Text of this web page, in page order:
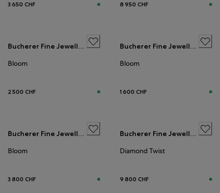
3 650 CHF 8 950 CHF
Bucherer Fine Jewellery
Bloom
2 500 CHF
Bucherer Fine Jewellery
Bloom
1 600 CHF
Bucherer Fine Jewellery
Bloom
3 800 CHF
Bucherer Fine Jewellery
Diamond Twist
9 800 CHF